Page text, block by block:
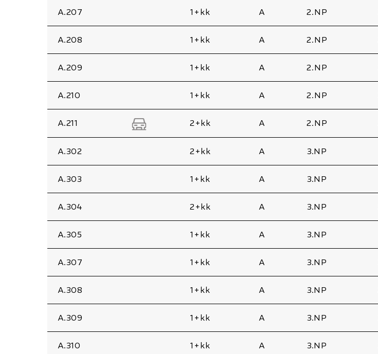
A.207 1+kk A 2.NP
A.208 1+kk A 2.NP
A.209 1+kk A 2.NP
A.210 1+kk A 2.NP
A.211 2+kk A 2.NP
A.302 2+kk A 3.NP
A.303 1+kk A 3.NP
A.304 2+kk A 3.NP
A.305 1+kk A 3.NP
A.307 1+kk A 3.NP
A.308 1+kk A 3.NP
A.309 1+kk A 3.NP
A.310 1+kk A 3.NP